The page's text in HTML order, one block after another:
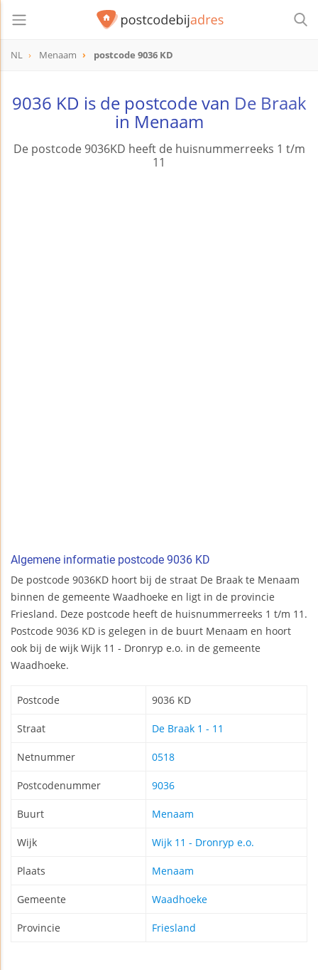
NL Menaam postcode 9036 KD
9036 KD is de postcode van De Braak
in Menaam
De postcode 9036KD heeft de huisnummerreeks 1 t/m
11
Algemene informatie postcode 9036 KD
De postcode 9036KD hoort bij de straat De Braak te Menaam
binnen de gemeente Waadhoeke en ligt in de provincie
Friesland. Deze postcode heeft de huisnummerreeks 1 t/m 11.
Postcode 9036 KD is gelegen in de buurt Menaam en hoort
ook bij de wijk Wijk 11 - Dronryp e.o. in de gemeente
Waadhoeke.
Postcode 9036 KD
Straat De Braak 1 - 11
Netnummer 0518
Postcodenummer 9036
Buurt Menaam
Wijk Wijk 11 - Dronryp e.o.
Plaats Menaam
Gemeente Waadhoeke
Provincie Friesland